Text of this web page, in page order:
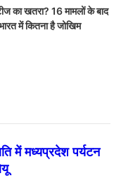
का खतरा? 16 मामलों के बाद
में कितना है जोखिम